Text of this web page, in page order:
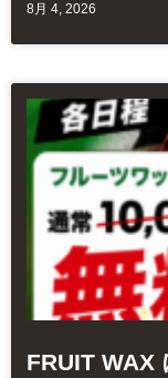
8月 4, 2026
FRUIT WAX